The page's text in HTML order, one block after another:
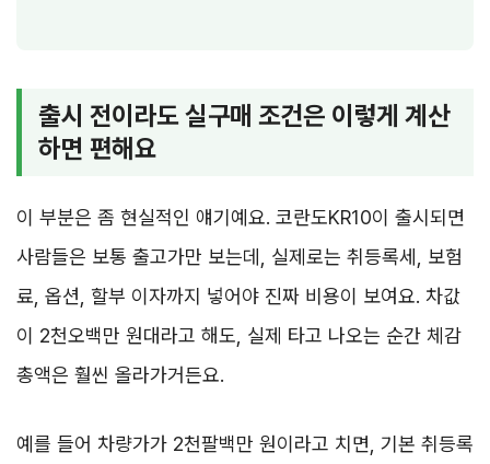
출시 전이라도 실구매 조건은 이렇게 계산
하면 편해요
이 부분은 좀 현실적인 얘기예요. 코란도KR10이 출시되면
사람들은 보통 출고가만 보는데, 실제로는 취등록세, 보험
료, 옵션, 할부 이자까지 넣어야 진짜 비용이 보여요. 차값
이 2천오백만 원대라고 해도, 실제 타고 나오는 순간 체감
총액은 훨씬 올라가거든요.
예를 들어 차량가가 2천팔백만 원이라고 치면, 기본 취등록